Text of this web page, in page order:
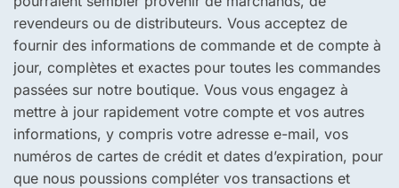
revendeurs ou de distributeurs. Vous acceptez de
fournir des informations de commande et de compte à
jour, complètes et exactes pour toutes les commandes
passées sur notre boutique. Vous vous engagez à
mettre à jour rapidement votre compte et vos autres
informations, y compris votre adresse e-mail, vos
numéros de cartes de crédit et dates d’expiration, pour
que nous poussions compléter vos transactions et